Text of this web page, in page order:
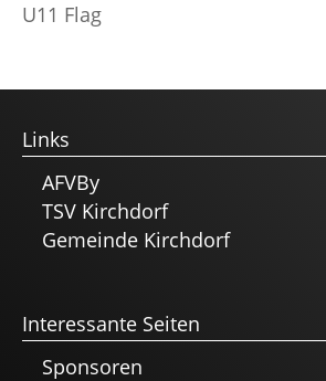
U11 Flag
Links
AFVBy
TSV Kirchdorf
Gemeinde Kirchdorf
Interessante Seiten
Sponsoren